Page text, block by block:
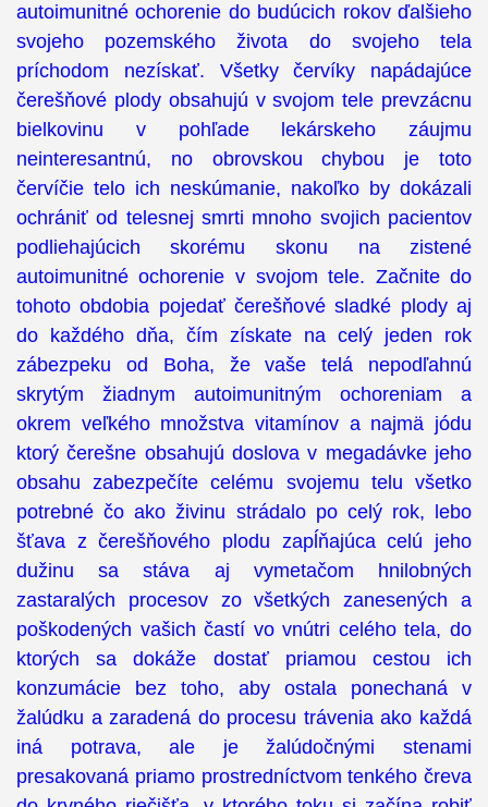
autoimunitné ochorenie do budúcich rokov ďalšieho
svojeho pozemského života do svojeho tela
príchodom nezískať. Všetky červíky napádajúce
čerešňové plody obsahujú v svojom tele prevzácnu
bielkovinu v pohľade lekárskeho záujmu
neinteresantnú, no obrovskou chybou je toto
červíčie telo ich neskúmanie, nakoľko by dokázali
ochrániť od telesnej smrti mnoho svojich pacientov
podliehajúcich skorému skonu na zistené
autoimunitné ochorenie v svojom tele. Začnite do
tohoto obdobia pojedať čerešňové sladké plody aj
do každého dňa, čím získate na celý jeden rok
zábezpeku od Boha, že vaše telá nepodľahnú
skrytým žiadnym autoimunitným ochoreniam a
okrem veľkého množstva vitamínov a najmä jódu
ktorý čerešne obsahujú doslova v megadávke jeho
obsahu zabezpečíte celému svojemu telu všetko
potrebné čo ako živinu strádalo po celý rok, lebo
šťava z čerešňového plodu zapĺňajúca celú jeho
dužinu sa stáva aj vymetačom hnilobných
zastaralých procesov zo všetkých zanesených a
poškodených vašich častí vo vnútri celého tela, do
ktorých sa dokáže dostať priamou cestou ich
konzumácie bez toho, aby ostala ponechaná v
žalúdku a zaradená do procesu trávenia ako každá
iná potrava, ale je žalúdočnými stenami
presakovaná priamo prostredníctvom tenkého čreva